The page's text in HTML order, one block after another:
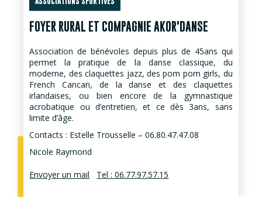
FOYER RURAL ET COMPAGNIE AKOR'DANSE
Association de bénévoles depuis plus de 45ans qui
permet la pratique de la danse classique, du
moderne, des claquettes jazz, des pom pom girls, du
French Cancan, de la danse et des claquettes
irlandaises, ou bien encore de la gymnastique
acrobatique ou d’entretien, et ce dès 3ans, sans
limite d’âge.
Contacts : Estelle Trousselle – 06.80.47.47.08
Nicole Raymond
Envoyer un mail Tel : 06.77.97.57.15